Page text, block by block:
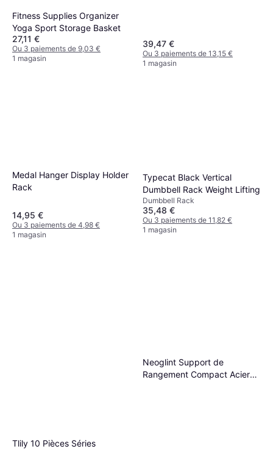
Fitness Supplies Organizer
Yoga Sport Storage Basket
27,11 €
Ou 3 paiements de 9,03 €
1 magasin
39,47 €
Ou 3 paiements de 13,15 €
1 magasin
Medal Hanger Display Holder
Rack
14,95 €
Ou 3 paiements de 4,98 €
1 magasin
Typecat Black Vertical
Dumbbell Rack Weight Lifting
Dumbbell Rack
35,48 €
Ou 3 paiements de 11,82 €
1 magasin
Tlily 10 Pièces Séries
Neoglint Support de
Rangement Compact Acier